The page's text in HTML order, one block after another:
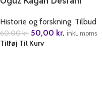
Historie og forskning, Tilbud
60,00kr. 50,00 kr. inkl. moms
Tilføj Til Kurv